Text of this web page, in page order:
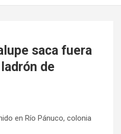
saca fuera
de
en Río Pánuco, colonia